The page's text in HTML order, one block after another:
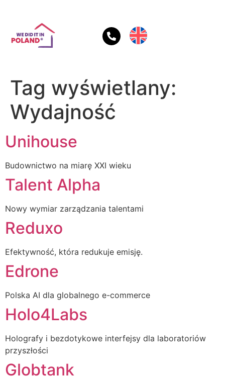
Tag wyświetlany:
Wydajność
Unihouse
Budownictwo na miarę XXI wieku
Talent Alpha
Nowy wymiar zarządzania talentami
Reduxo
Efektywność, która redukuje emisję.
Edrone
Polska AI dla globalnego e-commerce
Holo4Labs
Holografy i bezdotykowe interfejsy dla laboratoriów
przyszłości
Globtank